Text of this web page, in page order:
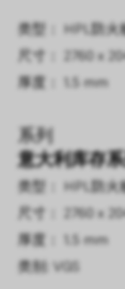
类型： HPL防火
尺寸： 2760 x
厚度： 1.5 mm
系列
意大利库存
类型： HPL防火
尺寸： 2760 x
厚度： 1.5 mm
类别: VGS